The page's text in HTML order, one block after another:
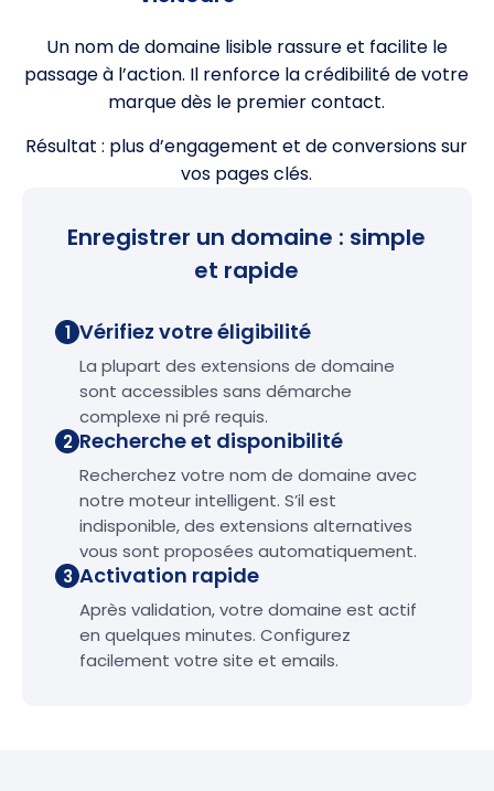
Un nom de domaine lisible rassure et facilite le
passage à l’action. Il renforce la crédibilité de votre
marque dès le premier contact.
Résultat : plus d’engagement et de conversions sur
vos pages clés.
Enregistrer un domaine : simple
et rapide
1 Vérifiez votre éligibilité
La plupart des extensions de domaine
sont accessibles sans démarche
complexe ni pré requis.
2 Recherche et disponibilité
Recherchez votre nom de domaine avec
notre moteur intelligent. S’il est
indisponible, des extensions alternatives
vous sont proposées automatiquement.
3 Activation rapide
Après validation, votre domaine est actif
en quelques minutes. Configurez
facilement votre site et emails.